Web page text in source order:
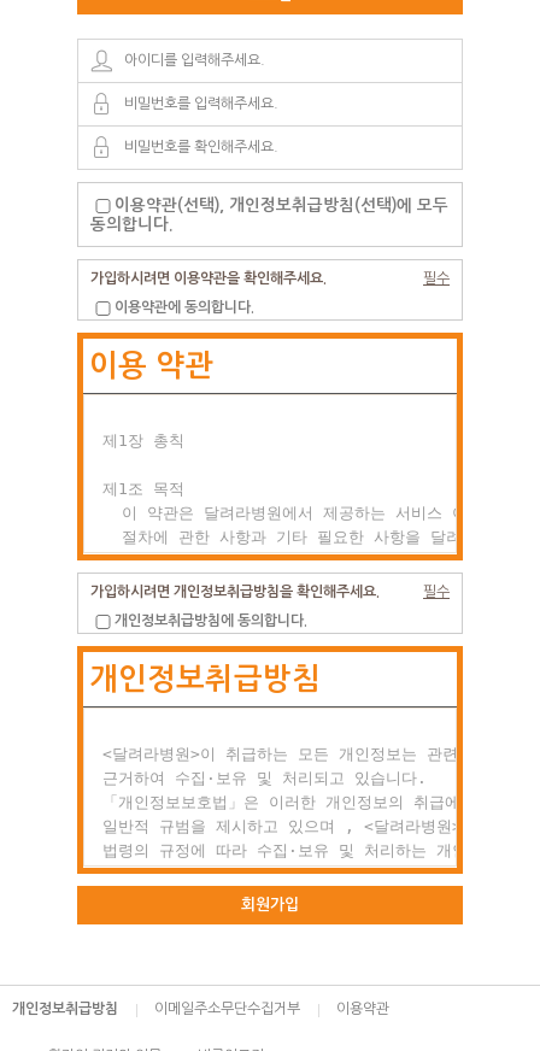
이용약관(선택), 개인정보취급방침(선택)에 모두
동의합니다.
필수
가입하시려면 이용약관을 확인해주세요.
이용약관에 동의합니다.
이용 약관
제1장 총칙
제1조 목적
  이 약관은 달려라병원에서 제공하는 서비스 이용조건 및
절차에 관한 사항과 기타 필요한 사항을 달려라병원과(
이용자의 권리, 의미 및 책임사항 등을 규정함을 목적
  합니다.
제2조 약관의 효력과 변경
(1) 이 약관은 이용자에게 공시함으로서 효력이 발생
(2) 달려라병원는 사정 변경의 경우와 영업상 중요사유
      전항과 같은 방법으로 효력이 발생합니다.
제3조 약관 외 준칙
  이 약관에 명시되지 않은 사항이 관계법령에 규정되어
  있을 경우에는 그 규정에 따릅니다.
○ 제2장 회원 가입과 서비스 이용
  양식을 작성하고 'ID'와 '비밀번호'를 발급받은 사람을
필수
가입하시려면 개인정보취급방침을 확인해주세요.
개인정보취급방침에 동의합니다.
개인정보취급방침
<달려라병원>이 취급하는 모든 개인정보는 관련 법령에
근거하여 수집·보유 및 처리되고 있습니다.
「개인정보보호법」은 이러한 개인정보의 취급에 대한
일반적 규범을 제시하고 있으며 , <달려라병원>은 이러한
법령의 규정에 따라 수집·보유 및 처리하는 개인정보를
공공업무의 적절한 수행과 정보주체의 권익을 보호하기
위해 적법하고 적정하게 취급할 것입니다.
권익의 침해 등에 대하여 행정심판법에서 정하는 바에 따
회원가입
개인정보취급방침 이메일주소무단수집거부 이용약관